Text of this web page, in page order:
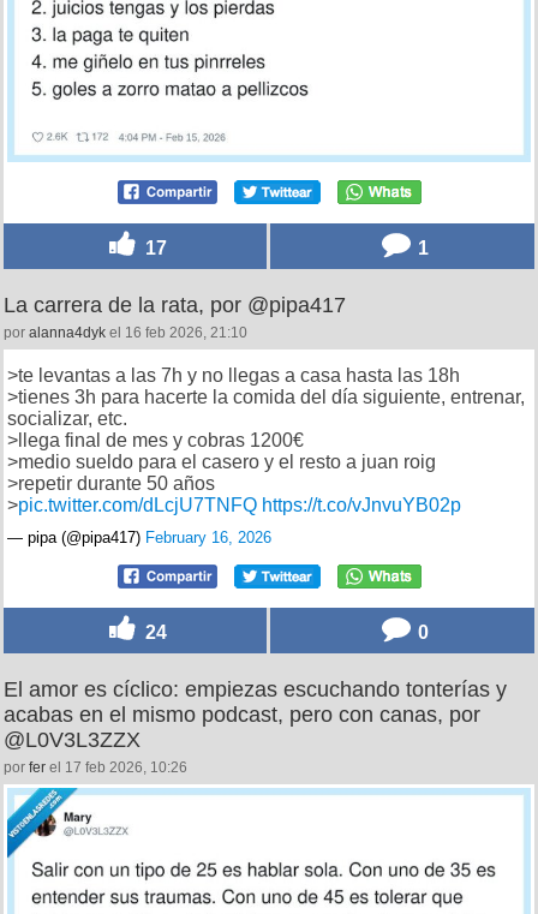
17 1
La carrera de la rata, por @pipa417
por alanna4dyk el 16 feb 2026, 21:10
>te levantas a las 7h y no llegas a casa hasta las 18h
>tienes 3h para hacerte la comida del día siguiente, entrenar,
socializar, etc.
>llega final de mes y cobras 1200€
>medio sueldo para el casero y el resto a juan roig
>repetir durante 50 años
>pic.twitter.com/dLcjU7TNFQ https://t.co/vJnvuYB02p
— pipa (@pipa417) February 16, 2026
24 0
El amor es cíclico: empiezas escuchando tonterías y
acabas en el mismo podcast, pero con canas, por
@L0V3L3ZZX
por fer el 17 feb 2026, 10:26